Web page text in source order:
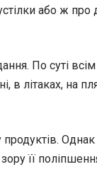
або ж про
По суті
літаках, на
її